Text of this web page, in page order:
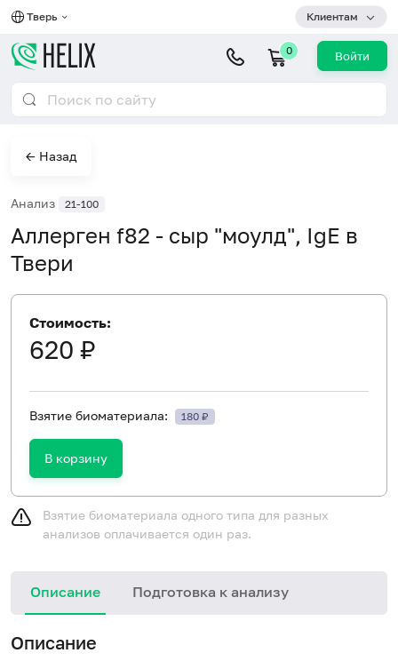
Тверь Клиентам
0 Войти
← Назад
Анализ 21-100
Аллерген f82 - сыр "моулд", IgE в
Твери
Стоимость:
620 ₽
Взятие биоматериала: 180 ₽
В корзину
Взятие биоматериала одного типа для разных
анализов оплачивается один раз.
Описание Подготовка к анализу
Описание